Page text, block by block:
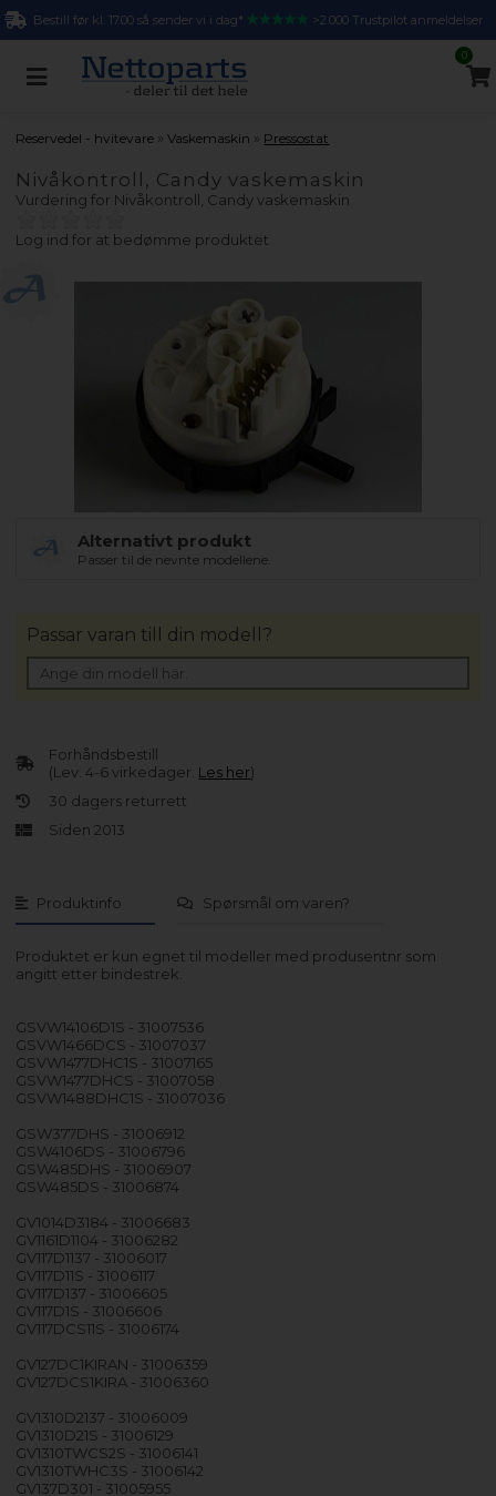
Bestill før kl. 17.00 så sender vi i dag* >2.000 Trustpilot anmeldelser
0
Reservedel - hvitevare »Vaskemaskin » Pressostat
Nivåkontroll, Candy vaskemaskin
Vurdering for Nivåkontroll, Candy vaskemaskin
Log ind for at bedømme produktet
Alternativt produkt
Passer til de nevnte modellene.
Produktinfo Spørsmål om varen?
Produktet er kun egnet til modeller med produsentnr som
angitt etter bindestrek.
GSVW14106D1S - 31007536
GSVW1466DCS - 31007037
GSVW1477DHC1S - 31007165
GSVW1477DHCS - 31007058
GSVW1488DHC1S - 31007036
GSW377DHS - 31006912
GSW4106DS - 31006796
GSW485DHS - 31006907
GSW485DS - 31006874
GV1014D3184 - 31006683
GV1161D1104 - 31006282
GV117D1137 - 31006017
GV117D11S - 31006117
GV117D137 - 31006605
GV117D1S - 31006606
GV117DCS11S - 31006174
GV127DC1KIRAN - 31006359
GV127DCS1KIRA - 31006360
GV1310D2137 - 31006009
GV1310D21S - 31006129
GV1310TWCS2S - 31006141
GV1310TWHC3S - 31006142
GV137D301 - 31005955
Forhåndsbestill
(Lev. 4-6 virkedager. Les her)
30 dagers returrett
Siden 2013
Passar varan till din modell?